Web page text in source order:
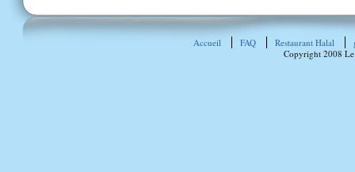
Accueil FAQ Restaurant Halal
Copyright 2008